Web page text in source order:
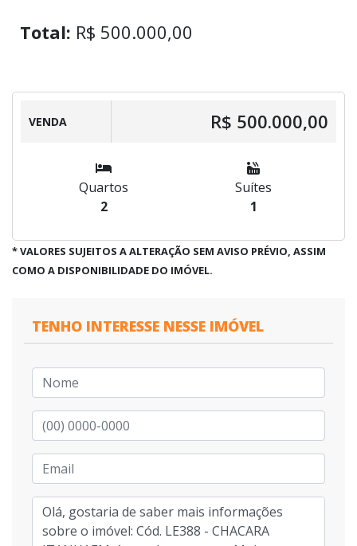
Total: R$ 500.000,00
VENDA R$ 500.000,00
Quartos
2
Suítes
1
* VALORES SUJEITOS A ALTERAÇÃO SEM AVISO PRÉVIO, ASSIM
COMO A DISPONIBILIDADE DO IMÓVEL.
TENHO INTERESSE NESSE IMÓVEL